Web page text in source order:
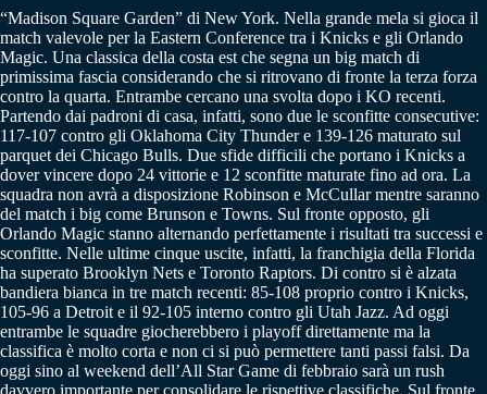
“Madison Square Garden” di New York. Nella grande mela si gioca il
match valevole per la Eastern Conference tra i Knicks e gli Orlando
Magic. Una classica della costa est che segna un big match di
primissima fascia considerando che si ritrovano di fronte la terza forza
contro la quarta. Entrambe cercano una svolta dopo i KO recenti.
Partendo dai padroni di casa, infatti, sono due le sconfitte consecutive:
117-107 contro gli Oklahoma City Thunder e 139-126 maturato sul
parquet dei Chicago Bulls. Due sfide difficili che portano i Knicks a
dover vincere dopo 24 vittorie e 12 sconfitte maturate fino ad ora. La
squadra non avrà a disposizione Robinson e McCullar mentre saranno
del match i big come Brunson e Towns. Sul fronte opposto, gli
Orlando Magic stanno alternando perfettamente i risultati tra successi e
sconfitte. Nelle ultime cinque uscite, infatti, la franchigia della Florida
ha superato Brooklyn Nets e Toronto Raptors. Di contro si è alzata
bandiera bianca in tre match recenti: 85-108 proprio contro i Knicks,
105-96 a Detroit e il 92-105 interno contro gli Utah Jazz. Ad oggi
entrambe le squadre giocherebbero i playoff direttamente ma la
classifica è molto corta e non ci si può permettere tanti passi falsi. Da
oggi sino al weekend dell’All Star Game di febbraio sarà un rush
davvero importante per consolidare le rispettive classifiche. Sul fronte